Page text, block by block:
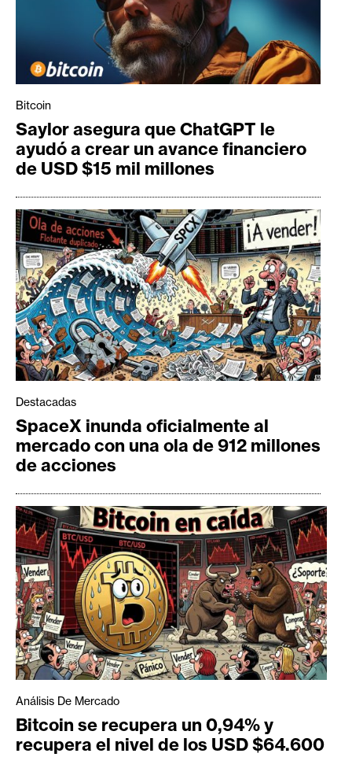
Bitcoin
Saylor asegura que ChatGPT le
ayudó a crear un avance financiero
de USD $15 mil millones
Destacadas
SpaceX inunda oficialmente al
mercado con una ola de 912 millones
de acciones
Análisis De Mercado
Bitcoin se recupera un 0,94% y
recupera el nivel de los USD $64.600